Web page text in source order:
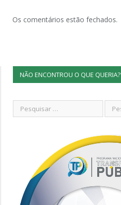
Os comentários estão fechados.
NÃO ENCONTROU O QUE QUERIA?